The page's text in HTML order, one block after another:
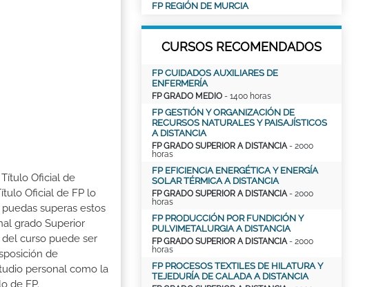
Oficial de
Oficial de FP lo
superas estos
grado Superior
curso puede ser
de
personal como la
de FP.
FP REGIÓN DE MURCIA
CURSOS RECOMENDADOS
FP CUIDADOS AUXILIARES DE
ENFERMERÍA
FP GRADO MEDIO - 1400 horas
FP GESTIÓN Y ORGANIZACIÓN DE
RECURSOS NATURALES Y PAISAJÍSTICOS
A DISTANCIA
FP GRADO SUPERIOR A DISTANCIA- 2000
horas
FP EFICIENCIA ENERGÉTICA Y ENERGÍA
SOLAR TÉRMICA A DISTANCIA
FP GRADO SUPERIOR A DISTANCIA- 2000
horas
FP PRODUCCIÓN POR FUNDICIÓN Y
PULVIMETALURGIA A DISTANCIA
FP GRADO SUPERIOR A DISTANCIA- 2000
horas
FP PROCESOS TEXTILES DE HILATURA Y
TEJEDURÍA DE CALADA A DISTANCIA